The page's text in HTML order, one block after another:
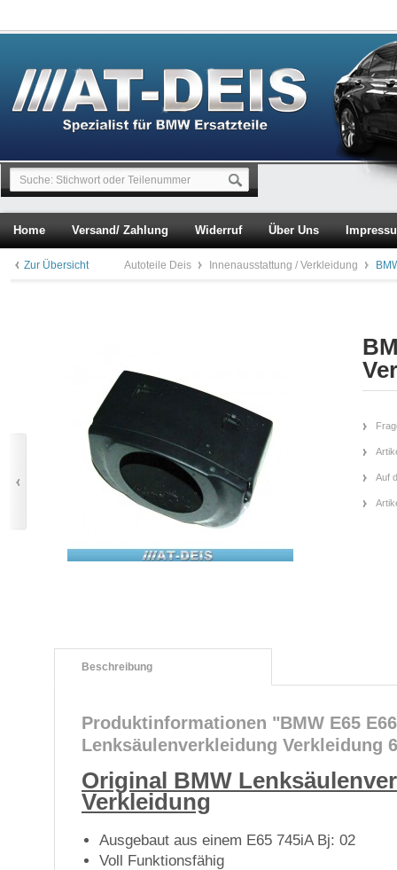
Home Versand/ Zahlung Widerruf Über Uns
Zur Übersicht Autoteile Deis Innenausstattung / Verkleidung
Auf
Beschreibung
Produktinformationen "BMW E65
Lenksäulenverkleidung Verkleidung
Original BMW
Verkleidung
Ausgebaut aus einem E65 745iA Bj: 02
Voll Funktionsfähig